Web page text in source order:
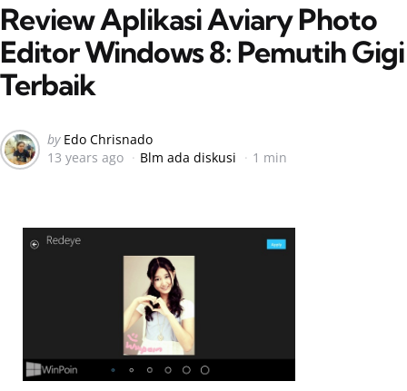
Review Aplikasi Aviary Photo
Editor Windows 8: Pemutih Gigi
Terbaik
Posted
by
by Edo Chrisnado
13 years ago
Blm ada diskusi 1 min